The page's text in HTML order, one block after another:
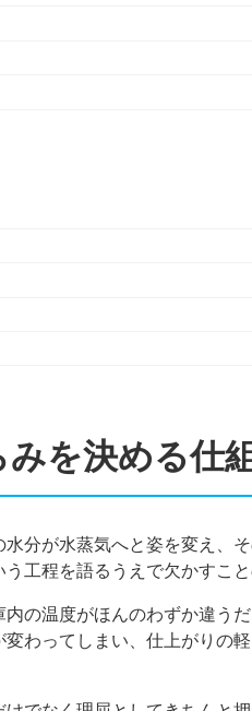
を決める仕
分が水蒸気へと姿を変え、
工程を語るうえで欠かすこ
の温度がほんのわずか違う
わってしまい、仕上がりの